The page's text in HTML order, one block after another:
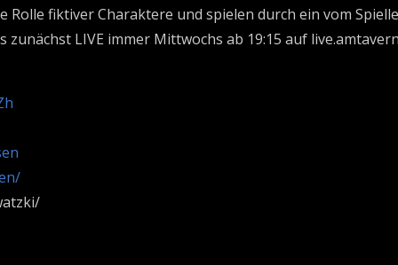
Rolle fiktiver Charaktere und spielen durch ein vom
zunächst LIVE immer Mittwochs ab 19:15 auf